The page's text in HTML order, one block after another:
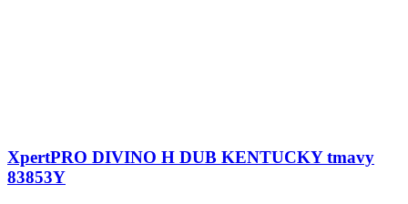
XpertPRO DIVINO H DUB KENTUCKY tmavy
83853Y